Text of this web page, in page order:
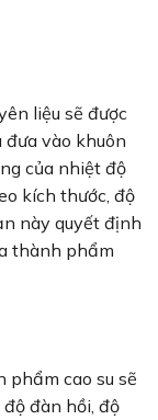
liệu sẽ được
vào khuôn
của nhiệt độ
kích thước, độ
này quyết định
thành phẩm
phẩm cao su sẽ
đàn hồi, độ